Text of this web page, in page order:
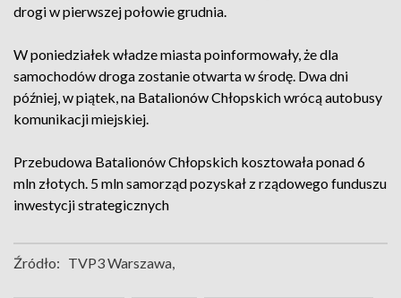
drogi w pierwszej połowie grudnia.
W poniedziałek władze miasta poinformowały, że dla
samochodów droga zostanie otwarta w środę. Dwa dni
później, w piątek, na Batalionów Chłopskich wrócą autobusy
komunikacji miejskiej.
Przebudowa Batalionów Chłopskich kosztowała ponad 6
mln złotych. 5 mln samorząd pozyskał z rządowego funduszu
inwestycji strategicznych
Źródło: TVP3 Warszawa,